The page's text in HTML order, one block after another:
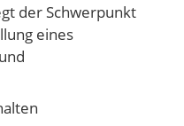
der Schwerpunkt
eines